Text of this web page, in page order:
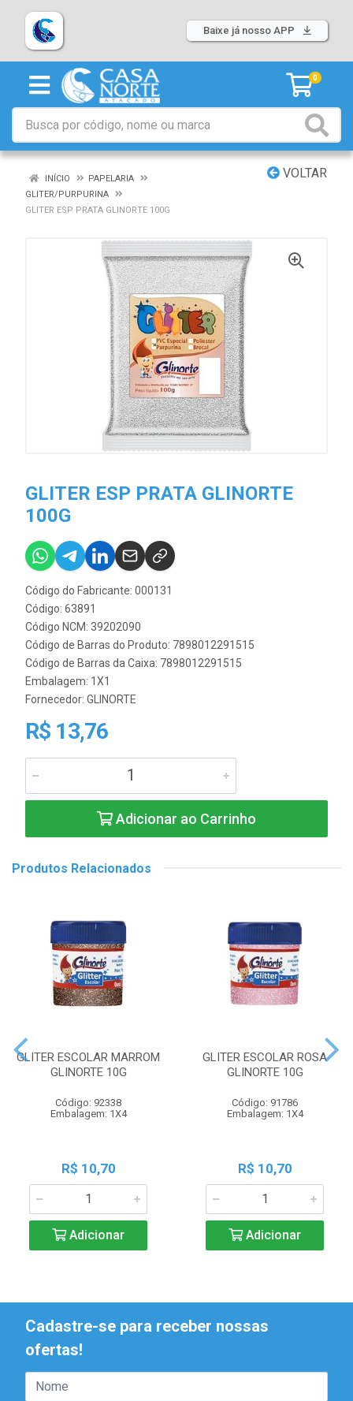
Baixe já nosso APP
0
VOLTAR
INÍCIO
PAPELARIA
GLITER/PURPURINA
GLITER ESP PRATA GLINORTE 100G
GLITER ESP PRATA GLINORTE
100G
Código do Fabricante: 000131
Código: 63891
Código NCM: 39202090
Código de Barras do Produto: 7898012291515
Código de Barras da Caixa: 7898012291515
Embalagem: 1X1
Fornecedor: GLINORTE
R$ 13,76
Adicionar ao Carrinho
Produtos Relacionados
GLITER ESCOLAR MARROM
GLINORTE 10G
Código: 92338
Embalagem: 1X4
R$ 10,70
Adicionar
GLITER ESCOLAR ROSA
GLINORTE 10G
Código: 91786
Embalagem: 1X4
R$ 10,70
Adicionar
Cadastre-se para receber nossas
ofertas!